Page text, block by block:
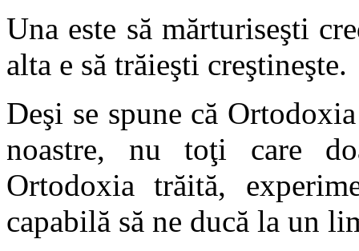
Una este să mărturiseşti
alta e să trăieşti creştineşte.
Deşi se spune că
noastre, nu toţi care
Ortodoxia trăită,
capabilă să ne ducă la un